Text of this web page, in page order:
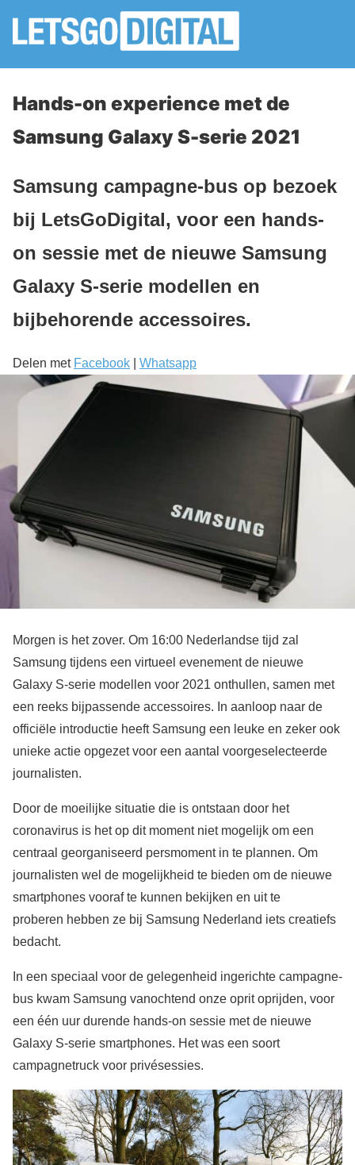
Hands-on experience met de
Samsung Galaxy S-serie 2021
Samsung campagne-bus op bezoek
bij LetsGoDigital, voor een hands-
on sessie met de nieuwe Samsung
Galaxy S-serie modellen en
bijbehorende accessoires.
Delen met Facebook Whatsapp
Morgen is het zover. Om 16:00 Nederlandse tijd zal
Samsung tijdens een virtueel evenement de nieuwe
Galaxy S-serie modellen voor 2021 onthullen, samen met
een reeks bijpassende accessoires. In aanloop naar de
officiële introductie heeft Samsung een leuke en zeker ook
unieke actie opgezet voor een aantal voorgeselecteerde
journalisten.
Door de moeilijke situatie die is ontstaan door het
coronavirus is het op dit moment niet mogelijk om een
centraal georganiseerd persmoment in te plannen. Om
journalisten wel de mogelijkheid te bieden om de nieuwe
smartphones vooraf te kunnen bekijken en uit te
proberen hebben ze bij Samsung Nederland iets creatiefs
bedacht.
In een speciaal voor de gelegenheid ingerichte campagne-
bus kwam Samsung vanochtend onze oprit oprijden, voor
een één uur durende hands-on sessie met de nieuwe
Galaxy S-serie smartphones. Het was een soort
campagnetruck voor privésessies.